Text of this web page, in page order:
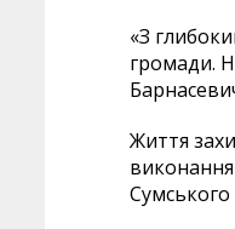
«З
громади.
Життя
Сумського